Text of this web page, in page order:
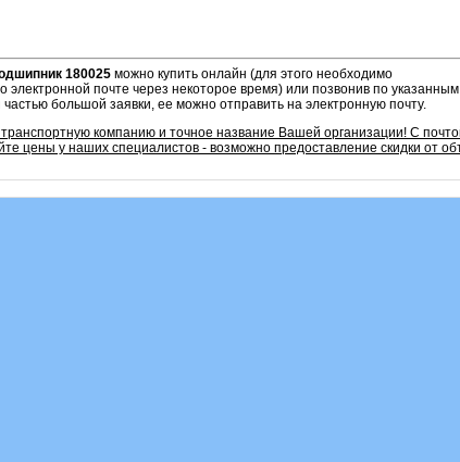
180025 можно купить онлайн (для этого необходимо
электронной почте через некоторое время) или позвонив по
большой заявки, ее можно отправить на электронную почту.
компанию и точное название Вашей организации! С
цены у наших специалистов - возможно предоставление скидки от